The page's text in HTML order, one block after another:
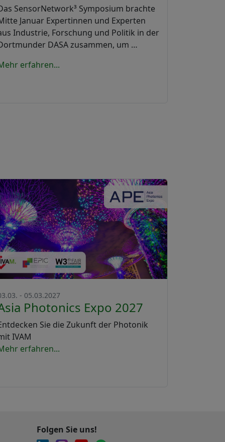
SensorNetwork³ Symposium brachte
Januar Expertinnen und Experten
Industrie, Forschung und Politik in der
DASA zusammen, um …
erfahren...
- 05.03.2027
Photonics Expo 2027
Sie die Zukunft der Photonik
IVAM
erfahren...
Folgen Sie uns!